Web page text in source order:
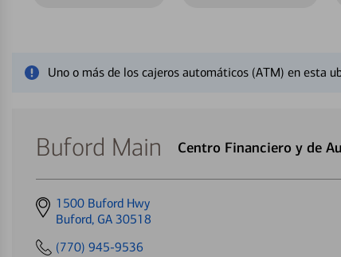
Uno o más de los cajeros automáticos (ATM) en esta
Buford Main Centro Financiero y de
Get
directions
1500 Buford Hwy
Buford, GA 30518
(770) 945-9536